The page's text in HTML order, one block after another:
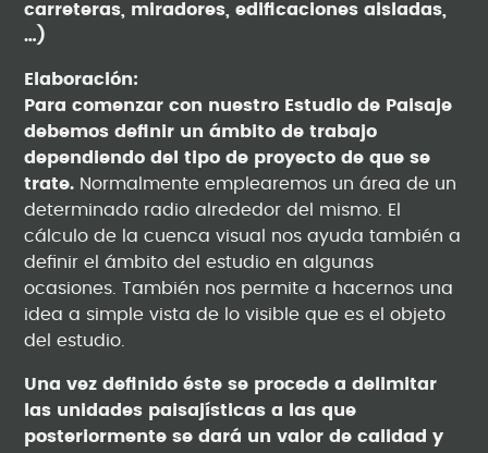
carreteras, miradores, edificaciones aisladas,
…)
Elaboración:
Para comenzar con nuestro Estudio de Paisaje
debemos definir un ámbito de trabajo
dependiendo del tipo de proyecto de que se
trate. Normalmente emplearemos un área de un
determinado radio alrededor del mismo. El
cálculo de la cuenca visual nos ayuda también a
definir el ámbito del estudio en algunas
ocasiones. También nos permite a hacernos una
idea a simple vista de lo visible que es el objeto
del estudio.
Una vez definido éste se procede a delimitar
las unidades paisajísticas a las que
posteriormente se dará un valor de calidad y